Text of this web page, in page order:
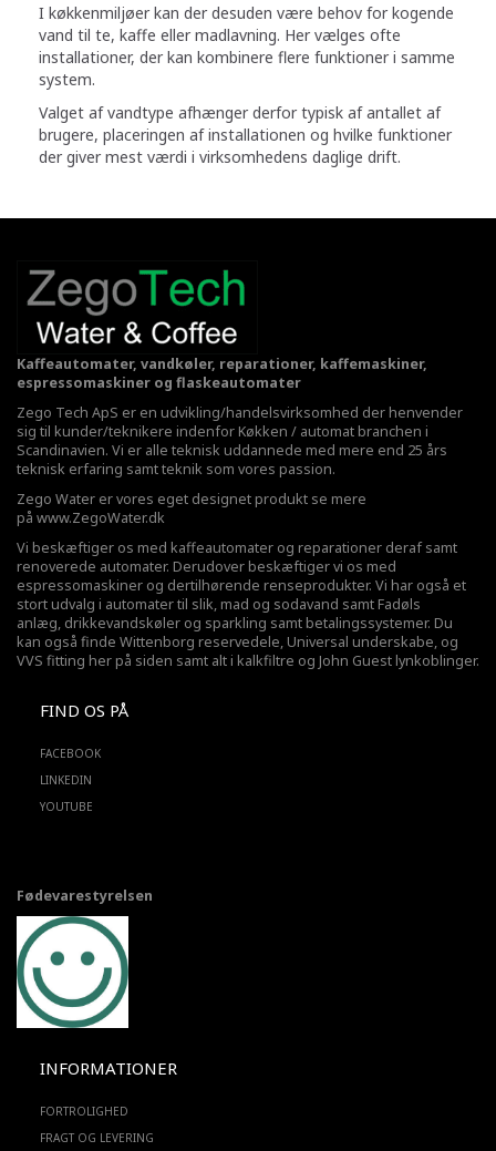
I køkkenmiljøer kan der desuden være behov for kogende
vand til te, kaffe eller madlavning. Her vælges ofte
installationer, der kan kombinere flere funktioner i samme
system.
Valget af vandtype afhænger derfor typisk af antallet af
brugere, placeringen af installationen og hvilke funktioner
der giver mest værdi i virksomhedens daglige drift.
Kaffeautomater, vandkøler, reparationer, kaffemaskiner,
espressomaskiner og flaskeautomater
Zego Tech ApS er en udvikling/handelsvirksomhed der henvender
sig til kunder/teknikere indenfor Køkken / automat branchen i
Scandinavien. Vi er alle teknisk uddannede med mere end 25 års
teknisk erfaring samt teknik som vores passion.
Zego Water er vores eget designet produkt se mere
på www.ZegoWater.dk
Vi beskæftiger os med kaffeautomater og reparationer deraf samt
renoverede automater. Derudover beskæftiger vi os med
espressomaskiner og dertilhørende renseprodukter. Vi har også et
stort udvalg i automater til slik, mad og sodavand samt Fadøls
anlæg, drikkevandskøler og sparkling samt betalingssystemer. Du
kan også finde Wittenborg reservedele, Universal underskabe, og
VVS fitting her på siden samt alt i kalkfiltre og John Guest lynkoblinger.
FIND OS PÅ
FACEBOOK
LINKEDIN
YOUTUBE
Fødevarestyrelsen
INFORMATIONER
FORTROLIGHED
FRAGT OG LEVERING